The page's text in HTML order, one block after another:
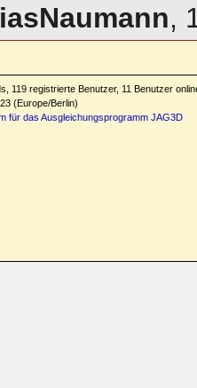
,
119 registrierte Benutzer, 11 Benutzer
(Europe/Berlin)
für das Ausgleichungsprogramm JAG3D